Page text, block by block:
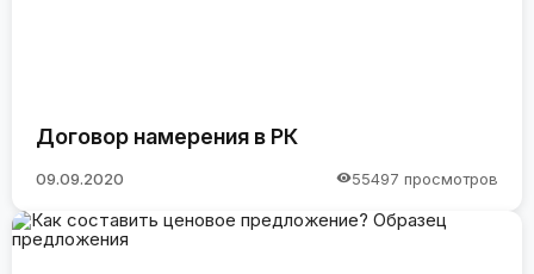
Договор намерения в РК
09.09.2020 55497 просмотров